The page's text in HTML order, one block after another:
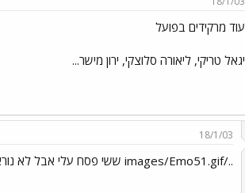
עוד מרקידים בפועל
יגאל טריקי, ליאורה סלוצקי, ירון מישר...
18/1/03
../images/Emo51.gif ששי פסח עלי אבל לא נורא